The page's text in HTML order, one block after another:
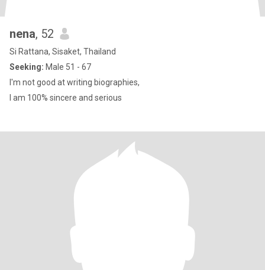
nena, 52
Si Rattana, Sisaket, Thailand
Seeking: Male 51 - 67
I'm not good at writing biographies,
I am 100% sincere and serious